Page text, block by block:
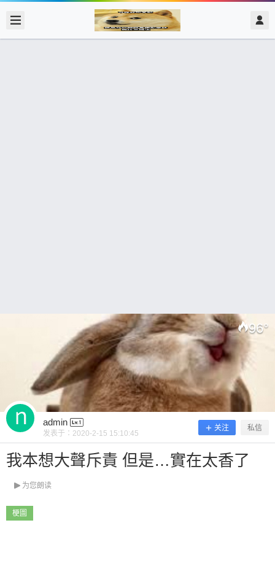
96°
admin
发表于： 2020-2-15 15:10:45
关注 私信
我本想大聲斥責 但是…實在太香了
为您朗读
梗圖
admin @ 梗圖大全 MEME NOW 2020/2/15
扫描二维码继续阅读